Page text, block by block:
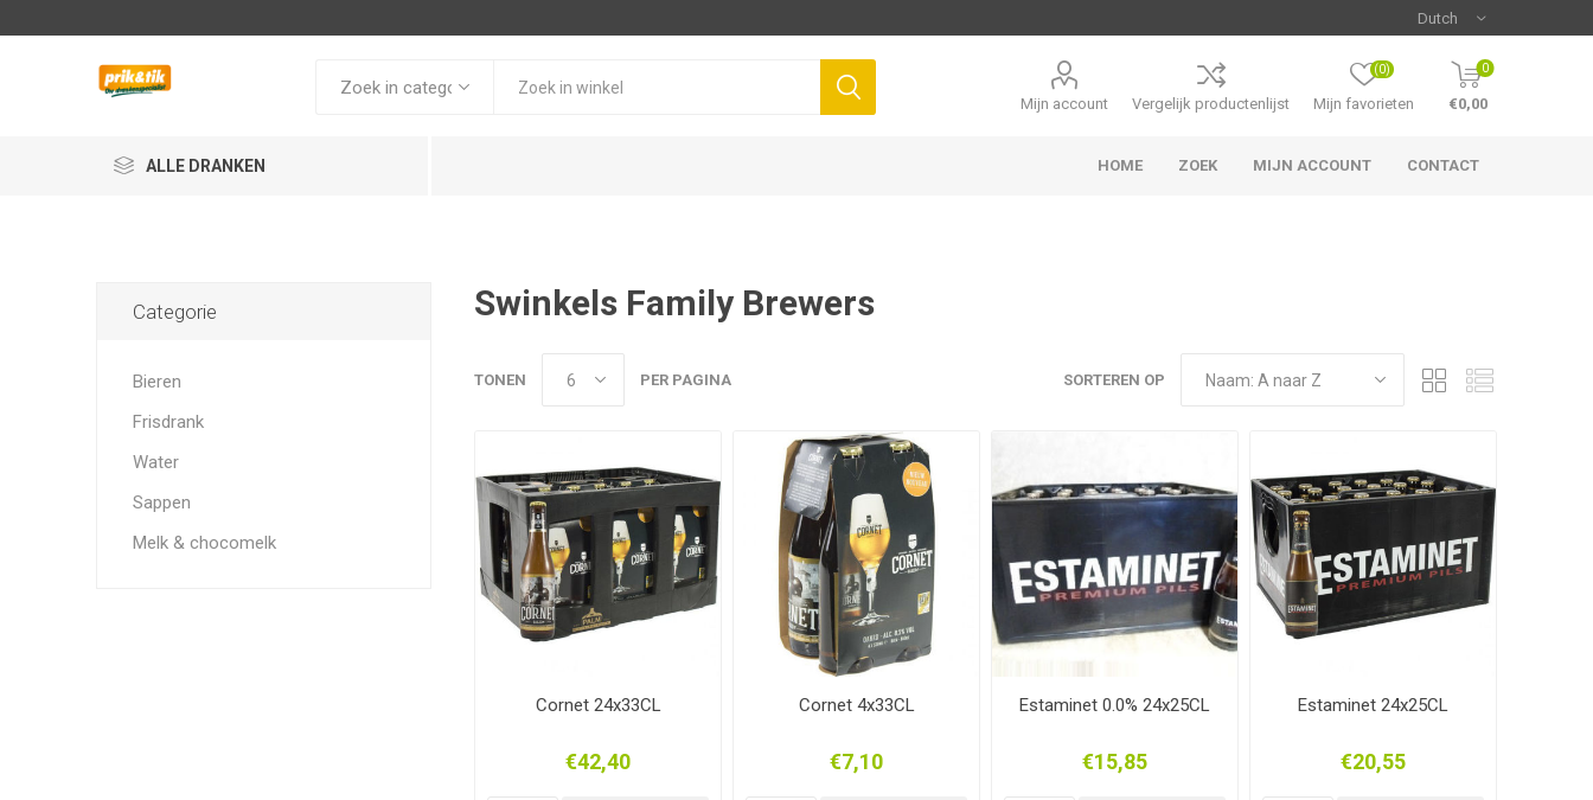
Mijn account Vergelijk productenlijst Mijn favorieten
(0) 0
€0,00
ALLE DRANKEN HOME ZOEK MIJN ACCOUNT CONTACT
Swinkels Family Brewers
SORTEREN OP
TONEN PER PAGINA
Cornet 24x33CL
€42,40
Cornet 4x33CL
€7,10
Estaminet 0.0% 24x25CL
€15,85
Estaminet 24x25CL
€20,55
Categorie
Bieren
Frisdrank
Water
Sappen
Melk & chocomelk